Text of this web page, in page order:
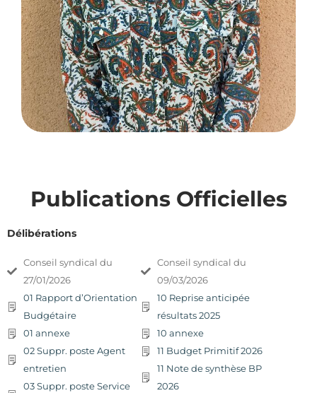
Publications Officielles
Délibérations
Conseil syndical du
27/01/2026
01 Rapport d’Orientation
Budgétaire
01 annexe
02 Suppr. poste Agent
entretien
03 Suppr. poste Service
Conseil syndical du
09/03/2026
10 Reprise anticipée
résultats 2025
10 annexe
11 Budget Primitif 2026
11 Note de synthèse BP
2026